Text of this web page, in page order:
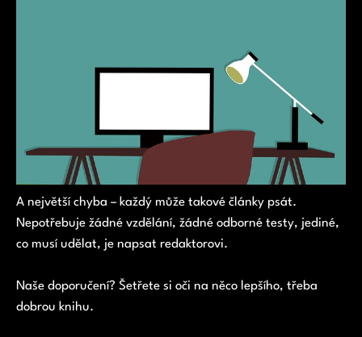
A největší chyba – každý může takové články psát.
Nepotřebuje žádné vzdělání, žádné odborné testy, jediné,
co musí udělat, je napsat redaktorovi.
Naše doporučení? Šetřete si oči na něco lepšího, třeba
dobrou knihu.